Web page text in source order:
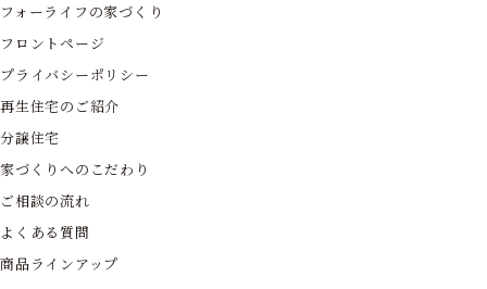
フォーライフの家づくり
フロントページ
プライバシーポリシー
再生住宅のご紹介
分譲住宅
家づくりへのこだわり
ご相談の流れ
よくある質問
商品ラインアップ